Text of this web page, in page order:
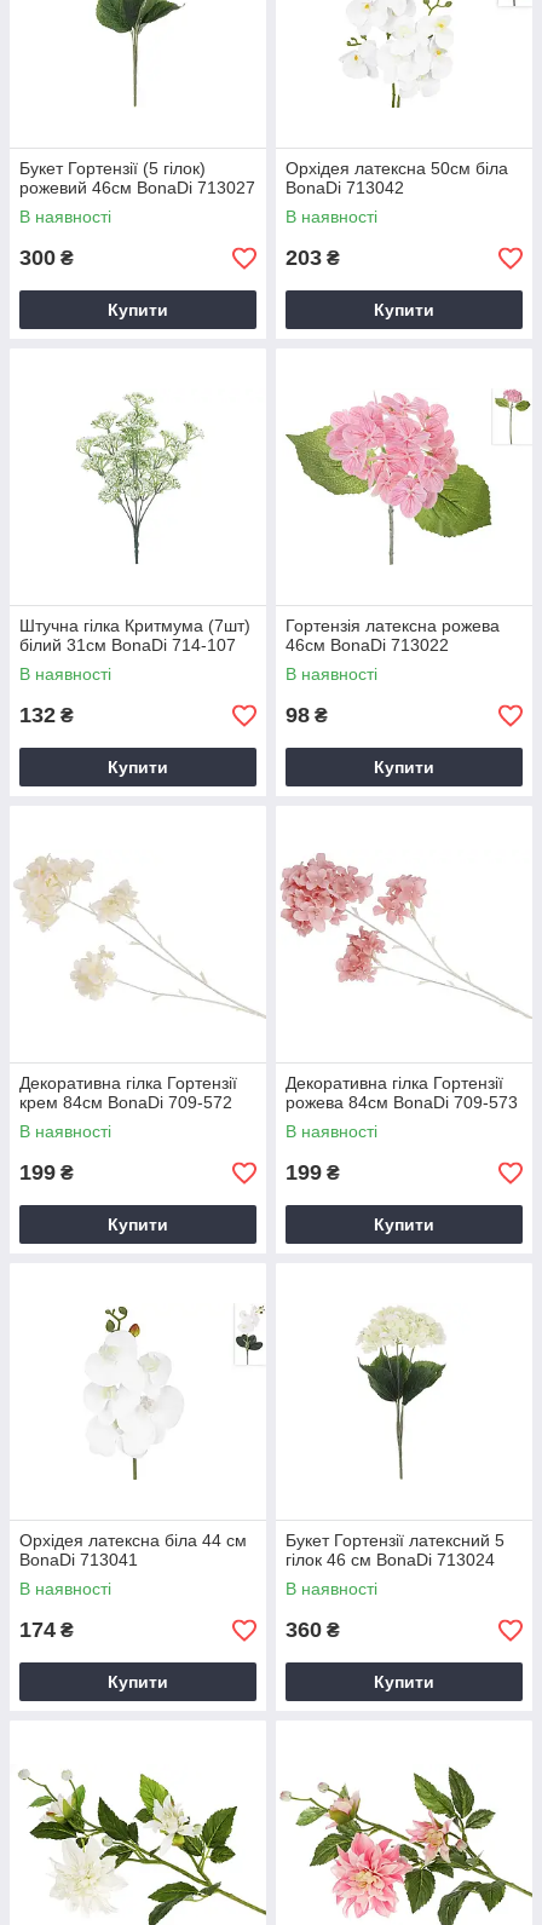
Букет Гортензії (5 гілок)
рожевий 46см BonaDi 713027
В наявності
300 ₴
Купити
Орхідея латексна 50см біла
BonaDi 713042
В наявності
203 ₴
Купити
Штучна гілка Критмума (7шт)
білий 31см BonaDi 714-107
В наявності
132 ₴
Купити
Гортензія латексна рожева
46см BonaDi 713022
В наявності
98 ₴
Купити
Декоративна гілка Гортензії
крем 84см BonaDi 709-572
В наявності
199 ₴
Купити
Декоративна гілка Гортензії
рожева 84см BonaDi 709-573
В наявності
199 ₴
Купити
Орхідея латексна біла 44 см
BonaDi 713041
В наявності
174 ₴
Купити
Букет Гортензії латексний 5
гілок 46 см BonaDi 713024
В наявності
360 ₴
Купити